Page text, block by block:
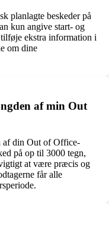
planlagte beskeder på
kun angive start- og
ekstra information i
om dine
af min Out
af din Out of Office-
på op til 3000 tegn,
at være præcis og
får alle